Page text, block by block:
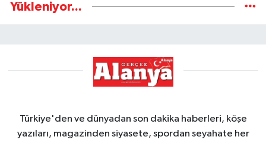
Yükleniyor...
Türkiye'den ve dünyadan son dakika haberleri, köşe
yazıları, magazinden siyasete, spordan seyahate her